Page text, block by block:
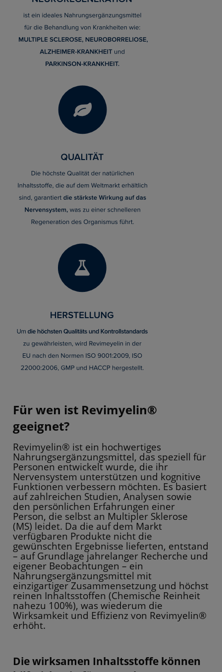
Für wen ist Revimyelin®
geeignet?
Revimyelin® ist ein hochwertiges
Nahrungsergänzungsmittel, das speziell für
Personen entwickelt wurde, die ihr
Nervensystem unterstützen und kognitive
Funktionen verbessern möchten. Es basiert
auf zahlreichen Studien, Analysen sowie
den persönlichen Erfahrungen einer
Person, die selbst an Multipler Sklerose
(MS) leidet. Da die auf dem Markt
verfügbaren Produkte nicht die
gewünschten Ergebnisse lieferten, entstand
– auf Grundlage jahrelanger Recherche und
eigener Beobachtungen – ein
Nahrungsergänzungsmittel mit
einzigartiger Zusammensetzung und höchst
reinen Inhaltsstoffen (Chemische Reinheit
nahezu 100%), was wiederum die
Wirksamkeit und Effizienz von Revimyelin®
erhöht.
Die wirksamen Inhaltsstoffe können